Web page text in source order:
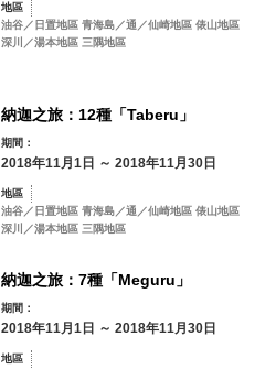
地區
油谷／日置地區 青海島／通／仙崎地區 俵山地區
深川／湯本地區 三隅地區
納迦之旅：12種「Taberu」
期間：
2018年11月1日 ～ 2018年11月30日
地區
油谷／日置地區 青海島／通／仙崎地區 俵山地區
深川／湯本地區 三隅地區
納迦之旅：7種「Meguru」
期間：
2018年11月1日 ～ 2018年11月30日
地區